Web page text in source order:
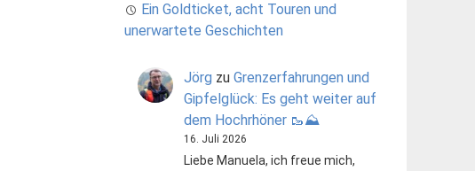
Ein Goldticket, acht Touren und
unerwartete Geschichten
Jörg zu Grenzerfahrungen und
Gipfelglück: Es geht weiter auf
dem Hochrhöner 🥾⛰️
16. Juli 2026
Liebe Manuela, ich freue mich,